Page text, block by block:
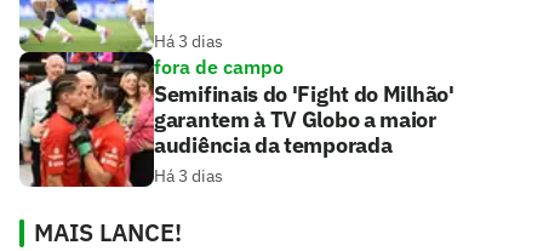
Há 3 dias
fora de campo
Semifinais do 'Fight do Milhão'
garantem à TV Globo a maior
audiência da temporada
Há 3 dias
MAIS LANCE!